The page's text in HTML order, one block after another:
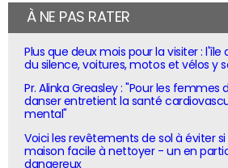
À NE PAS RATER
Plus que deux mois pour la visiter : l'île
du silence, voitures, motos et vélos y
Pr. Alinka Greasley : "Pour les femmes
danser entretient la santé
mental"
Voici les revêtements de sol à éviter
maison facile à nettoyer - un en
dangereux